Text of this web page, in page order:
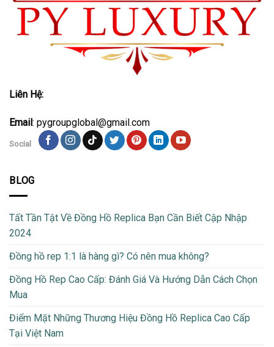
Liên Hệ:
Email: pygroupglobal@gmail.com
Social
BLOG
Tất Tần Tật Về Đồng Hồ Replica Bạn Cần Biết Cập Nhập
2024
Đồng hồ rep 1:1 là hàng gì? Có nên mua không?
Đồng Hồ Rep Cao Cấp: Đánh Giá Và Hướng Dẫn Cách Chọn
Mua
Điểm Mặt Những Thương Hiệu Đồng Hồ Replica Cao Cấp
Tại Việt Nam